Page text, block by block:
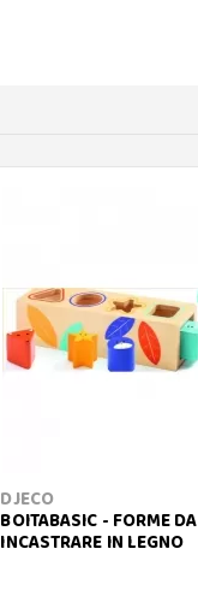
DJECO
BOITABASIC - FORME DA
INCASTRARE IN LEGNO